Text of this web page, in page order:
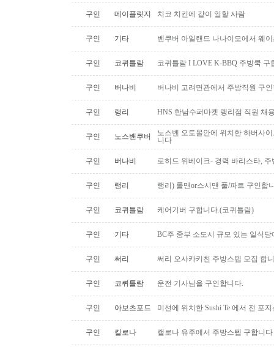
구인 메이플릿지 치코 치킨에 같이 일할 사람
구인 기타 벤쿠버 아일랜드 나나이모에서 웨
구인 코퀴틀람 코퀴틀람 I LOVE K-BBQ 주빙쿡 구
구인 버나비 버나비 고려면관에서 주방직원 구
구인 랭리 HNS 한남수퍼마켓 랭리점 직원 채
구인 노스밴쿠버
노스벤 오토몰안에 위치한 하버사
니다
구인 버나비 로히드 위베이크- 경력 바리스타, 주
구인 랭리 랭리) 롤맨or스시맨 풀/파트 구인합
구인 코퀴틀람 케어기버 구합니다.(코퀴틀람)
구인 기타 BC주 중부 소도시 규모 있는 일식
구인 써리 써리 오사카키친 주방스텝 모집 합
구인 코퀴틀람 운전 기사님을 구인합니다.
구인 아보츠포드 미션에 위치한 Sushi Te 에서 전 포
구인 킬로나 캘로나 유주에서 주방스텝 구합니다